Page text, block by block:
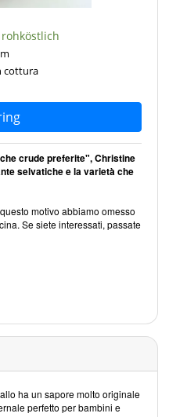
cottura
crude preferite", Christine
selvatiche e la varietà che
motivo abbiamo omesso
Se siete interessati, passate
ha un sapore molto originale
perfetto per bambini e